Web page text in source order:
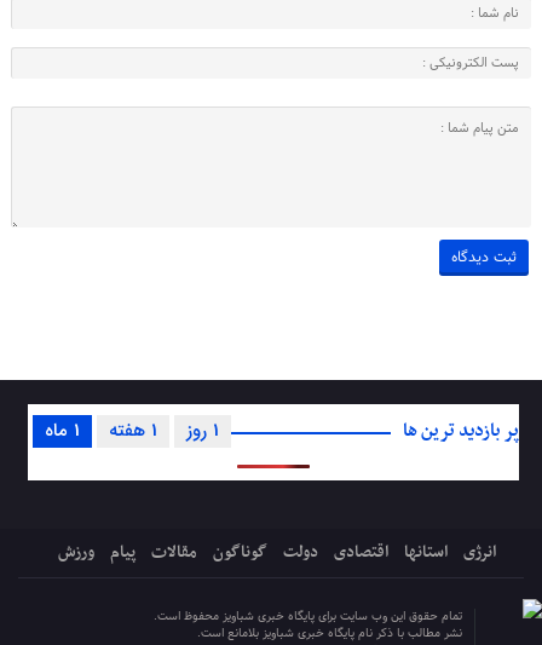
پر بازدید ترین ها 1 ماه 1 هفته 1 روز
انرژی استانها اقتصادی دولت گوناگون مقالات پیام ورزش
تمام حقوق این وب سایت برای پایگاه خبری شباویز محفوظ است.
نشر مطالب با ذکر نام پایگاه خبری شباویز بلامانع است.